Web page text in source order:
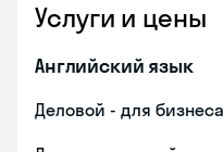
Услуги и цены
Английский язык
Деловой - для бизнеса